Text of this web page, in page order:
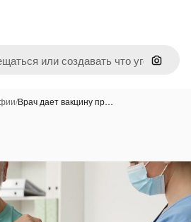
Поиск
/Врач дает вакцину пр…